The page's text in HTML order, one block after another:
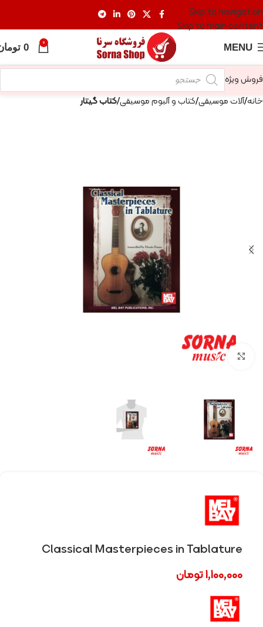
Skip to navigation
Skip to main content
MENU
0
0
فروش ویژه
خانه آلات موسیقی کتاب و آلبوم موسیقی کتاب گیتار
Click to enlarge
Classical Masterpieces in Tablature
1,100,000تومان